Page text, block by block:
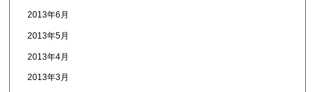
2013年6月
2013年5月
2013年4月
2013年3月